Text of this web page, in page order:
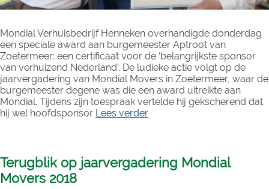
Mondial Verhuisbedrijf Henneken overhandigde donderdag
een speciale award aan burgemeester Aptroot van
Zoetermeer: een certificaat voor de ‘belangrijkste sponsor
van verhuizend Nederland’. De ludieke actie volgt op de
jaarvergadering van Mondial Movers in Zoetermeer, waar de
burgemeester degene was die een award uitreikte aan
Mondial. Tijdens zijn toespraak vertelde hij gekscherend dat
hij wel hoofdsponsor Lees verder
Terugblik op jaarvergadering Mondial
Movers 2018